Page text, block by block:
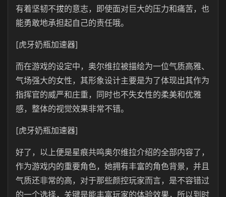
有着坚韧不拔的意志，即使面对巨大的压力和痛苦，也
能勇敢地承担起自己的责任哦。
[虎牙奶瓶加速器]
而在游戏的设定中，奥尔维拉被描绘为一位气质高雅、
气场强大的女性，其形象设计主要是为了体现出其作为
指挥官的威严和庄重，同时也不失女性的柔美和优雅
感，整体的视觉效果非常不错。
[虎牙奶瓶加速器]
好了，以上便是星痕共鸣奥尔维拉介绍的全部内容了，
作为游戏内的重要角色，她拥有丰富的角色背景，并且
气质还非常的高，对于那些颜控玩家而言，是不容错过
的一个选择，关键是能丰富玩家的体验效果，所以到时